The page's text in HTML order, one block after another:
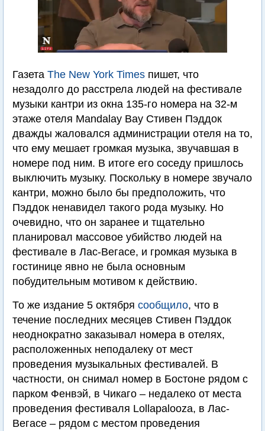
Газета The New York Times пишет, что
незадолго до расстрела людей на фестивале
музыки кантри из окна 135-го номера на 32-м
этаже отеля Mandalay Bay Стивен Пэддок
дважды жаловался администрации отеля на то,
что ему мешает громкая музыка, звучавшая в
номере под ним. В итоге его соседу пришлось
выключить музыку. Поскольку в номере звучало
кантри, можно было бы предположить, что
Пэддок ненавидел такого рода музыку. Но
очевидно, что он заранее и тщательно
планировал массовое убийство людей на
фестивале в Лас-Вегасе, и громкая музыка в
гостинице явно не была основным
побудительным мотивом к действию.
То же издание 5 октября сообщило, что в
течение последних месяцев Стивен Пэддок
неоднократно заказывал номера в отелях,
расположенных неподалеку от мест
проведения музыкальных фестивалей. В
частности, он снимал номер в Бостоне рядом с
парком Фенвэй, в Чикаго – недалеко от места
проведения фестиваля Lollapalooza, в Лас-
Вегасе – рядом с местом проведения